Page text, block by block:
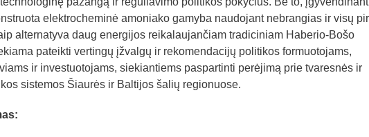
elektrocheminė amoniako gamyba naudojant nebrangias ir visų
alternatyva daug energijos reikalaujančiam tradiciniam Haberio-Bošo
pateikti vertingų įžvalgų ir rekomendacijų politikos formuotojams,
ir investuotojams, siekiantiems paspartinti perėjimą prie tvaresnės ir
sistemos Šiaurės ir Baltijos šalių regionuose.